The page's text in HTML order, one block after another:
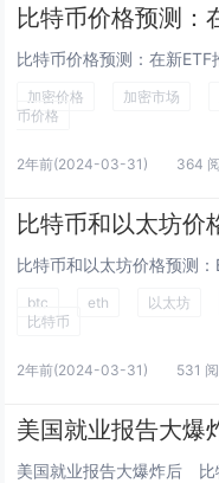
加密价格 加密市场
币价格
2年前(2024-03-31) 364
btc eth 以太坊
比特币
2年前(2024-03-31) 531